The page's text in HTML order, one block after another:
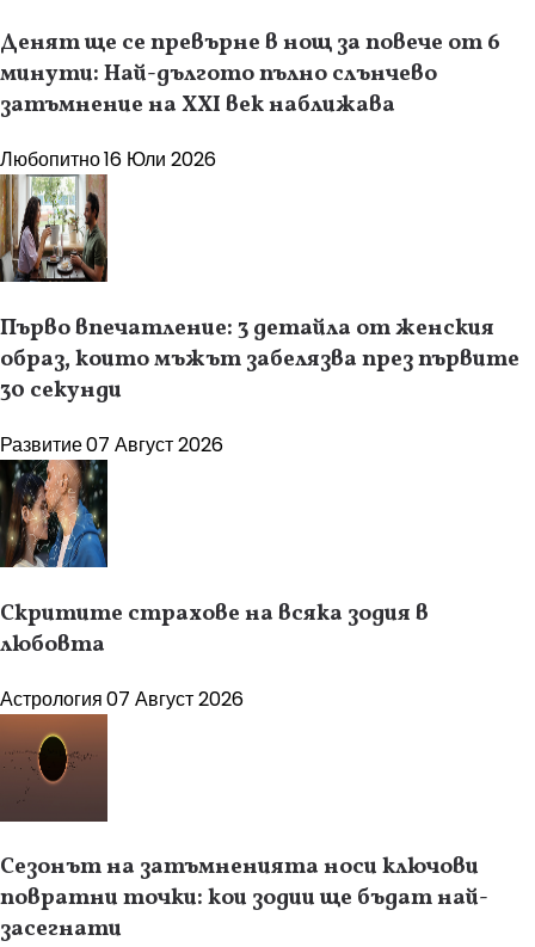
Денят ще се превърне в нощ за повече от 6
минути: Най-дългото пълно слънчево
затъмнение на XXI век наближава
Любопитно16 Юли 2026
Първо впечатление: 3 детайла от женския
образ, които мъжът забелязва през първите
30 секунди
Развитие07 Август 2026
Скритите страхове на всяка зодия в
любовта
Астрология07 Август 2026
Сезонът на затъмненията носи ключови
повратни точки: кои зодии ще бъдат най-
засегнати